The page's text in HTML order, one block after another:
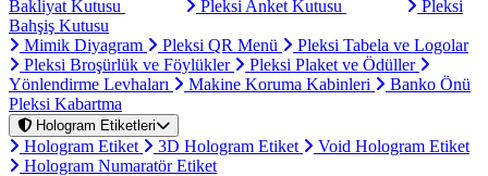
Bakliyat Kutusu
Pleksi Anket Kutusu
Pleksi
Bahşiş Kutusu
Mimik Diyagram
Pleksi QR Menü
Pleksi Tabela ve Logolar
Pleksi Broşürlük ve Föylükler
Pleksi Plaket ve Ödüller
Yönlendirme Levhaları
Makine Koruma Kabinleri
Banko Önü
Pleksi Kabartma
Hologram Etiketleri
Hologram Etiket 3D Hologram Etiket
Void Hologram Etiket
Hologram Numaratör Etiket